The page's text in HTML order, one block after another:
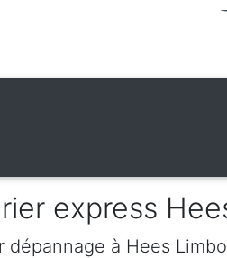
express
dépannage à Hees